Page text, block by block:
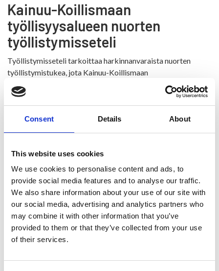
Consent Details About
This website uses cookies
We use cookies to personalise content and ads, to
provide social media features and to analyse our traffic.
We also share information about your use of our site with
our social media, advertising and analytics partners who
may combine it with other information that you’ve
provided to them or that they’ve collected from your use
of their services.
Kainuu-Koillismaan
työllisyysalueen nuorten
työllistymisseteli
Työllistymisseteli tarkoittaa harkinnanvaraista nuorten
työllistymistukea, jota Kainuu-Koillismaan
työvoimaviranomainen voi myöntää yrityksille. Tuki
kohdistetaan nuorille, joilla ei ole opiskelutaustaa tai joilla on
hyvin vähän työkokemusta. Työllistymisseteliä voivat hakea
yritykset, jotka työllistävät 18-29-vuotiaan nuoren vähintään
6 kk ajaksi.
Nuorten työllistymisseteli kattaa 50 % bruttopalkasta,
myönnetään kriteerien täyttyessä kuuden kuukauden ajalle,
jolloin tuen kokonaismäärä on enintään 9 000 euroa.
Tarkemmat tiedot tuen myöntämisestä löydätTÄÄLTÄ.
Työllisyyspalvelujen toimipaikat:
Paltamon kunnantalo, Salmelankuja 1, 88300 Paltamo
Ristijärven kunnantalo, Aholantie 25, 88400 Ristijärvi